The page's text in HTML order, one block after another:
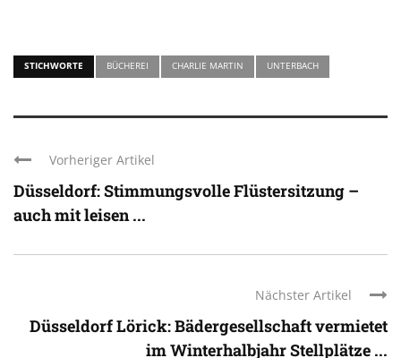
STICHWORTE BÜCHEREI CHARLIE MARTIN UNTERBACH
Vorheriger Artikel
Düsseldorf: Stimmungsvolle Flüstersitzung –
auch mit leisen ...
Nächster Artikel
Düsseldorf Lörick: Bädergesellschaft vermietet
im Winterhalbjahr Stellplätze ...